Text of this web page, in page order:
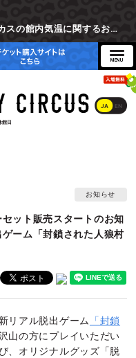
【重要】東京ミステリーサーカスの館内気温に関するお詫びとご参加辞退時の返金対応について
JA EN
館日
お知らせ
ット販売スタートのお知
ーム「封鎖された人狼村
リアル脱出ゲーム
「封鎖
山の方にプレイいただい
、オリジナルグッズ「脱